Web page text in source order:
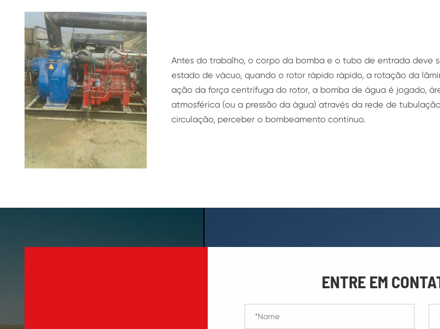
Antes do trabalho, o corpo da bomba e o tubo de entrada deve
estado de vácuo, quando o rotor rápido rápido, a rotação da
ação da força centrífuga do rotor, a bomba de água é jogado,
atmosférica (ou a pressão da água) através da rede de
circulação, perceber o bombeamento contínuo.
ENTRE EM